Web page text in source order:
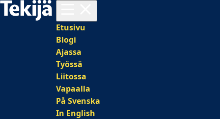
Päävalikko
Etusivu
Blogi
Ajassa
Työssä
Liitossa
Vapaalla
På Svenska
In English